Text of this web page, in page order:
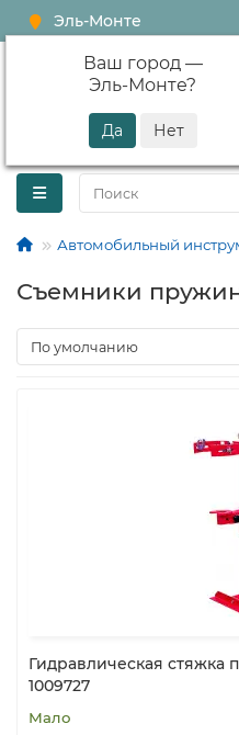
Эль-Монте
Ваш город —
Эль-Монте?
Автомобильный
Съемники
Гидравлическая стяжка
1009727
Мало